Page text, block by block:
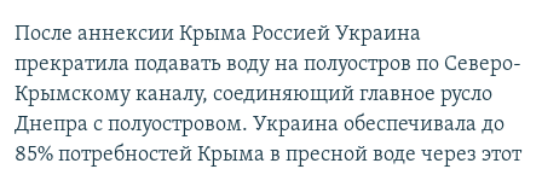
После аннексии Крыма Россией Украина
прекратила подавать воду на полуостров по Северо-
Крымскому каналу, соединяющий главное русло
Днепра с полуостровом. Украина обеспечивала до
85% потребностей Крыма в пресной воде через этот